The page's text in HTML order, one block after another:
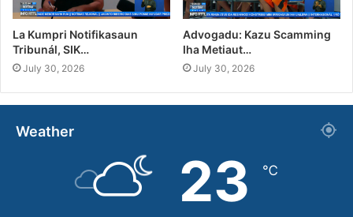
La Kumpri Notifikasaun
Tribunál, SIK…
July 30, 2026
Advogadu: Kazu Scamming
Iha Metiaut…
July 30, 2026
Weather
23 ℃